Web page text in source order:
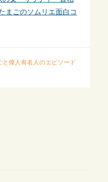
まごのソムリエ面白コ
と偉人有名人のエピソード